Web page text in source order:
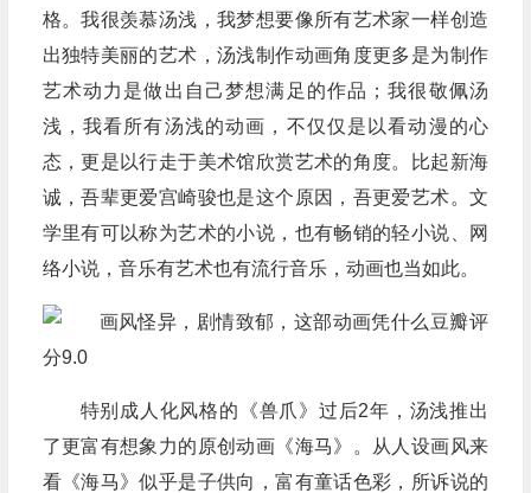
格。我很羡慕汤浅，我梦想要像所有艺术家一样创造
出独特美丽的艺术，汤浅制作动画角度更多是为制作
艺术动力是做出自己梦想满足的作品；我很敬佩汤
浅，我看所有汤浅的动画，不仅仅是以看动漫的心
态，更是以行走于美术馆欣赏艺术的角度。比起新海
诚，吾辈更爱宫崎骏也是这个原因，吾更爱艺术。文
学里有可以称为艺术的小说，也有畅销的轻小说、网
络小说，音乐有艺术也有流行音乐，动画也当如此。
特别成人化风格的《兽爪》过后2年，汤浅推出
了更富有想象力的原创动画《海马》。从人设画风来
看《海马》似乎是子供向，富有童话色彩，所诉说的